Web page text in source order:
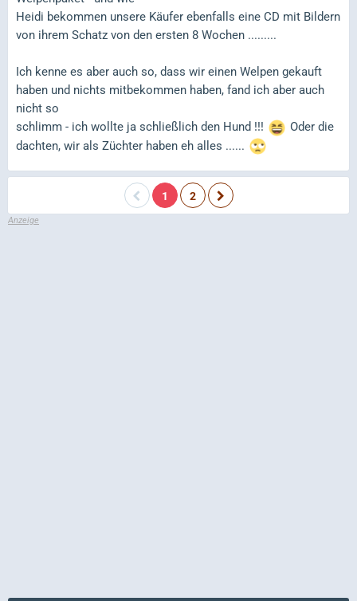
Heidi bekommen unsere Käufer ebenfalls eine CD mit Bildern
von ihrem Schatz von den ersten 8 Wochen .........
Ich kenne es aber auch so, dass wir einen Welpen gekauft
haben und nichts mitbekommen haben, fand ich aber auch
nicht so
schlimm - ich wollte ja schließlich den Hund !!!
Oder die
dachten, wir als Züchter haben eh alles ......
1 2